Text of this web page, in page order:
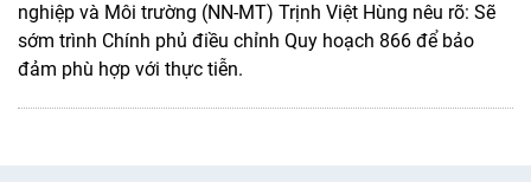
nghiệp và Môi trường (NN-MT) Trịnh Việt Hùng nêu rõ: Sẽ
sớm trình Chính phủ điều chỉnh Quy hoạch 866 để bảo
đảm phù hợp với thực tiễn.